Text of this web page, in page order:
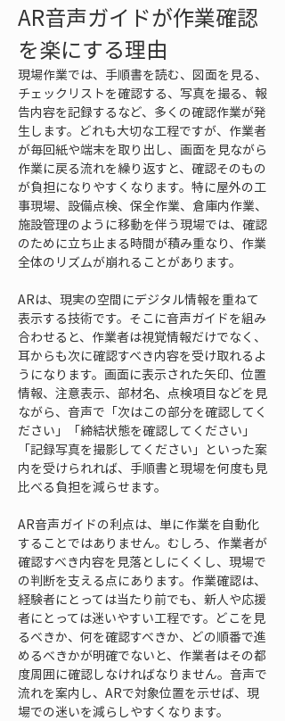
AR音声ガイドが作業確認
を楽にする理由
現場作業では、手順書を読む、図面を見る、
チェックリストを確認する、写真を撮る、報
告内容を記録するなど、多くの確認作業が発
生します。どれも大切な工程ですが、作業者
が毎回紙や端末を取り出し、画面を見ながら
作業に戻る流れを繰り返すと、確認そのもの
が負担になりやすくなります。特に屋外の工
事現場、設備点検、保全作業、倉庫内作業、
施設管理のように移動を伴う現場では、確認
のために立ち止まる時間が積み重なり、作業
全体のリズムが崩れることがあります。
ARは、現実の空間にデジタル情報を重ねて
表示する技術です。そこに音声ガイドを組み
合わせると、作業者は視覚情報だけでなく、
耳からも次に確認すべき内容を受け取れるよ
うになります。画面に表示された矢印、位置
情報、注意表示、部材名、点検項目などを見
ながら、音声で「次はこの部分を確認してく
ださい」「締結状態を確認してください」
「記録写真を撮影してください」といった案
内を受けられれば、手順書と現場を何度も見
比べる負担を減らせます。
AR音声ガイドの利点は、単に作業を自動化
することではありません。むしろ、作業者が
確認すべき内容を見落としにくくし、現場で
の判断を支える点にあります。作業確認は、
経験者にとっては当たり前でも、新人や応援
者にとっては迷いやすい工程です。どこを見
るべきか、何を確認すべきか、どの順番で進
めるべきかが明確でないと、作業者はその都
度周囲に確認しなければなりません。音声で
流れを案内し、ARで対象位置を示せば、現
場での迷いを減らしやすくなります。